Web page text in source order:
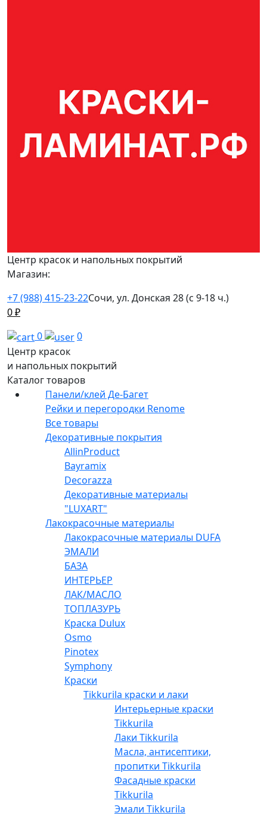
Центр красок и напольных покрытий
Магазин:
+7 (988) 415-23-22Сочи, ул. Донская 28 (с 9-18 ч.)
0₽
0
0
Центр красок
и напольных покрытий
Каталог товаров
Панели/клей Де-Багет
Рейки и перегородки Renome
Все товары
Декоративные покрытия
AllinProduct
Bayramix
Decorazza
Декоративные материалы
"LUXART"
Лакокрасочные материалы
Лакокрасочные материалы DUFA
ЭМАЛИ
БАЗА
ИНТЕРЬЕР
ЛАК/МАСЛО
ТОПЛАЗУРЬ
Краска Dulux
Osmo
Pinotex
Symphony
Краски
Tikkurila краски и лаки
Интерьерные краски
Tikkurila
Лаки Tikkurila
Масла, антисептики,
пропитки Tikkurila
Фасадные краски
Tikkurila
Эмали Tikkurila